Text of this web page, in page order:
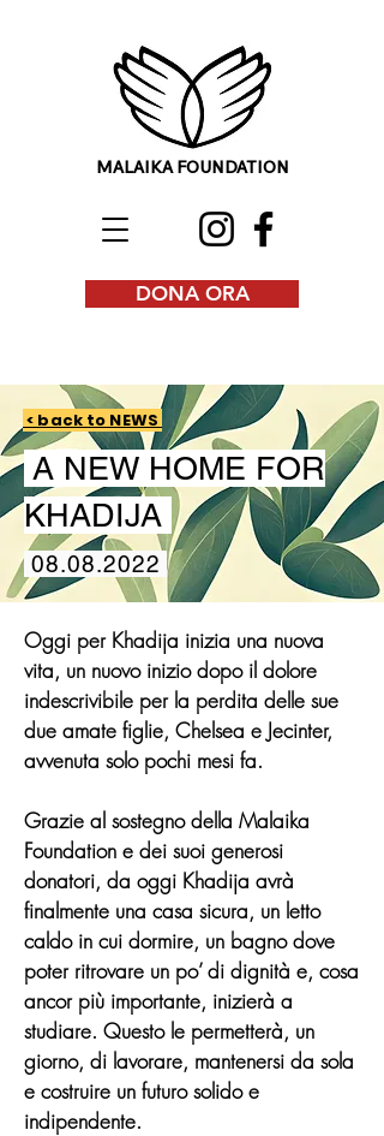
MALAIKA FOUNDATION
DONA ORA
< back to NEWS
A NEW HOME FOR
KHADIJA
08.08.2022
Oggi per Khadija inizia una nuova
vita, un nuovo inizio dopo il dolore
indescrivibile per la perdita delle sue
due amate figlie, Chelsea e Jecinter,
avvenuta solo pochi mesi fa.
Grazie al sostegno della Malaika
Foundation e dei suoi generosi
donatori, da oggi Khadija avrà
finalmente una casa sicura, un letto
caldo in cui dormire, un bagno dove
poter ritrovare un po’ di dignità e, cosa
ancor più importante, inizierà a
studiare. Questo le permetterà, un
giorno, di lavorare, mantenersi da sola
e costruire un futuro solido e
indipendente.